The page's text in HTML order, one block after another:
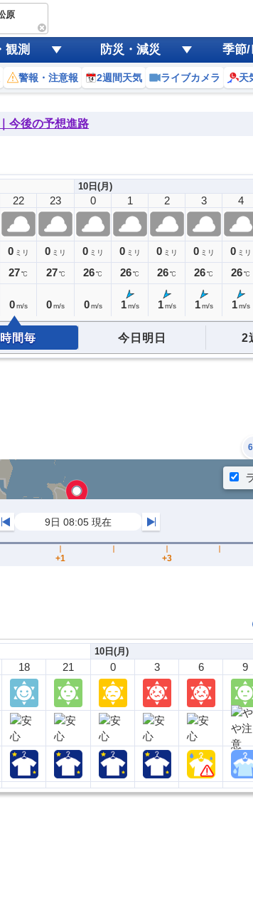
原
観測 防災・減災 季節/
警報・注意報 2週間天気 ライブカメラ 天
今後の予想進路
22
0 ミリ
27℃
0 m/s
23
0 ミリ
27 ℃
0m/s
10日(月)
0
0 ミリ
26℃
0 m/s
1
0 ミリ
26℃
1 m/s
2
0 ミリ
26℃
1 m/s
3
0 ミリ
26℃
1 m/s
4
0 ミリ
26℃
1 m/s
間毎 今日明日 2
18 21
10日(月)
0 3 6 9